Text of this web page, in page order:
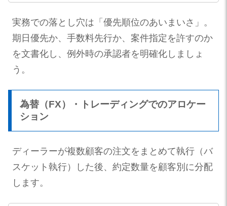
実務での落とし穴は「優先順位のあいまいさ」。
期日優先か、手数料先行か、案件指定を許すのか
を文書化し、例外時の承認者を明確化しましょ
う。
為替（FX）・トレーディングでのアロケー
ション
ディーラーが複数顧客の注文をまとめて執行（バ
スケット執行）した後、約定数量を顧客別に分配
します。